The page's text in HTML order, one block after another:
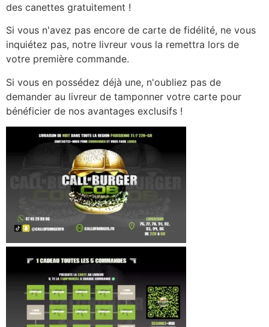
des canettes gratuitement !
Si vous n'avez pas encore de carte de fidélité, ne vous
inquiétez pas, notre livreur vous la remettra lors de
votre première commande.
Si vous en possédez déjà une, n'oubliez pas de
demander au livreur de tamponner votre carte pour
bénéficier de nos avantages exclusifs !